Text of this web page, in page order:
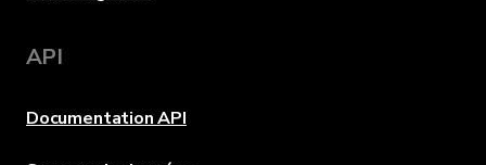
API
Documentation API